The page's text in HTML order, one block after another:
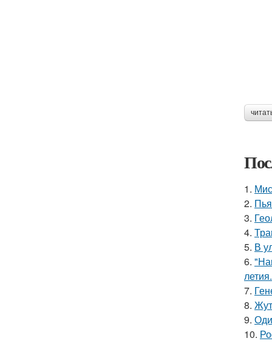
1.
2.
3.
4.
5. В
6.
летия.
7.
8.
9.
10.